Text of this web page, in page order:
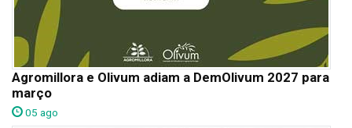
Agromillora e Olivum adiam a DemOlivum 2027 para
março
05 ago